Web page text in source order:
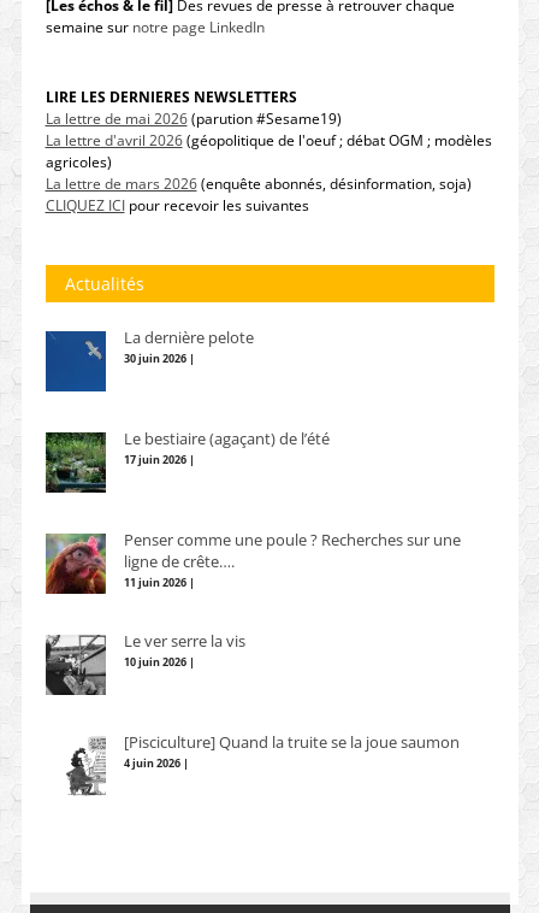
[Les échos & le fil]Des revues de presse à retrouver chaque
semaine sur notre page LinkedIn
LIRE LES DERNIERES NEWSLETTERS
La lettre de mai 2026(parution #Sesame19)
La lettre d'avril 2026(géopolitique de l'oeuf ; débat OGM ; modèles
agricoles)
La lettre de mars 2026(enquête abonnés, désinformation, soja)
CLIQUEZ ICIpour recevoir les suivantes
Actualités
La dernière pelote
30 juin 2026 |
Le bestiaire (agaçant) de l’été
17 juin 2026 |
Penser comme une poule ? Recherches sur une
ligne de crête….
11 juin 2026 |
Le ver serre la vis
10 juin 2026 |
[Pisciculture] Quand la truite se la joue saumon
4 juin 2026 |